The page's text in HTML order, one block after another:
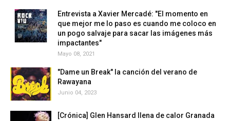
Entrevista a Xavier Mercadé: "El momento en
que mejor me lo paso es cuando me coloco en
un pogo salvaje para sacar las imágenes más
impactantes"
Mayo 08, 2021
"Dame un Break" la canción del verano de
Rawayana
Junio 04, 2023
[Crónica] Glen Hansard llena de calor Granada